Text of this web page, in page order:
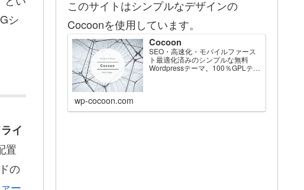
シ
イ
置
の
ー
このサイトはシンプルなデザインの
Cocoonを使用しています。
Cocoon
SEO・高速化・モバイルファース
ト最適化済みのシンプルな無料
Wordpressテーマ。100％GPLテー
wp-cocoon.com